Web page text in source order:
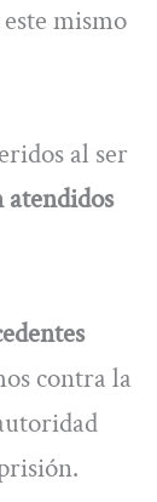
mismo
al ser
contra la